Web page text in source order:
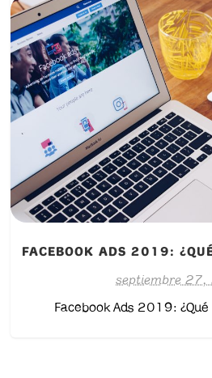
FACEBOOK ADS 2019:
septiembre
Facebook Ads 2019: